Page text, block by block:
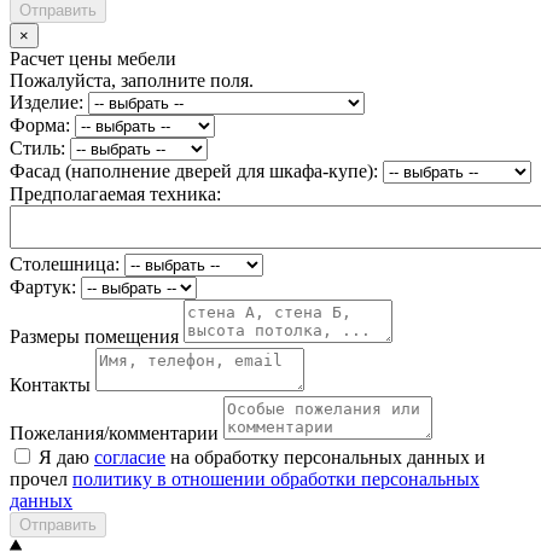
Отправить
×
Расчет цены мебели
Пожалуйста, заполните поля.
Изделие:
Форма:
Стиль:
Фасад (наполнение дверей для шкафа-купе):
Предполагаемая техника:
Столешница:
Фартук:
Размеры помещения
Контакты
Пожелания/комментарии
Я даю согласие на обработку персональных данных и
прочел политику в отношении обработки персональных
данных
Отправить